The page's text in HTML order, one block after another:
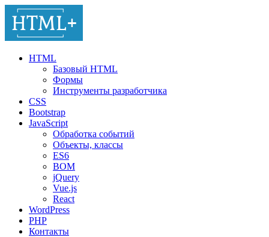
HTML
Базовый HTML
Формы
Инструменты разработчика
CSS
Bootstrap
JavaScript
Обработка событий
Объекты, классы
ES6
BOM
jQuery
Vue.js
React
WordPress
PHP
Контакты